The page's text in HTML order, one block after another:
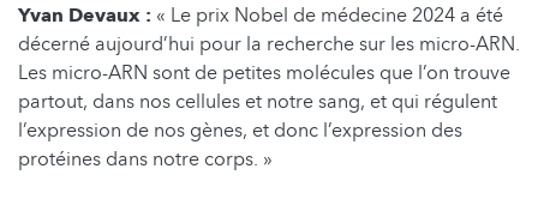
Yvan Devaux : « Le prix Nobel de médecine 2024 a été
décerné aujourd’hui pour la recherche sur les micro-ARN.
Les micro-ARN sont de petites molécules que l’on trouve
partout, dans nos cellules et notre sang, et qui régulent
l’expression de nos gènes, et donc l’expression des
protéines dans notre corps. »